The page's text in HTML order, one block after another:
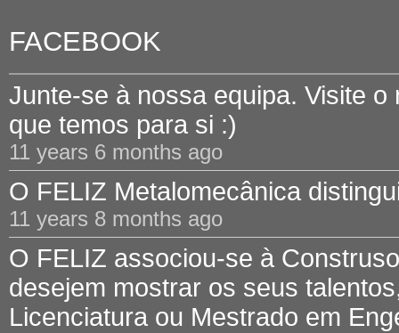
FACEBOOK
Junte-se à nossa equipa. Visite
que temos para si :)
11 years 6 months ago
O FELIZ Metalomecânica
11 years 8 months ago
O FELIZ associou-se à
desejem mostrar os seus
Licenciatura ou Mestrado em